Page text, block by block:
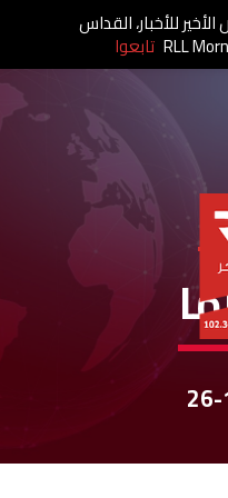
للأخبار، القداس
تابعوا